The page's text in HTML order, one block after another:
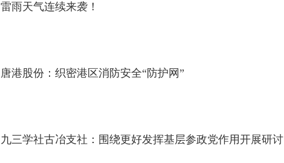
雷雨天气连续来袭！
唐港股份：织密港区消防安全“防护网”
九三学社古冶支社：围绕更好发挥基层参政党作用开展研讨